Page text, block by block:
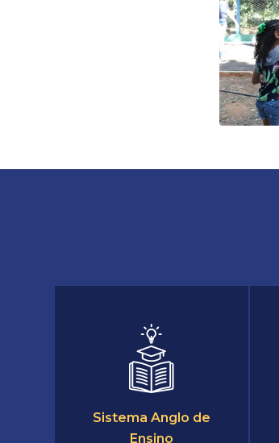
Sistema Anglo de
Ensino